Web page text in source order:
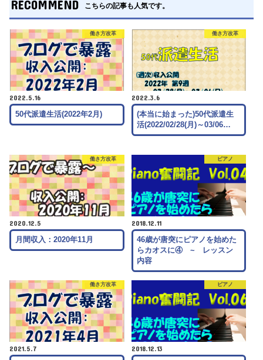
RECOMMEND こちらの記事も人気です。
働き方改革
2022.5.16
50代派遣生活(2022年2月)
働き方改革
2022.3.6
(本当に始まった)50代派遣生
活(2022/02/28(月)～03/06…
働き方改革
2020.12.5
月間収入：2020年11月
ピアノ
2018.12.11
46歳が唐突にピアノを始めた
らカオスに④ ~ レッスン
内容
働き方改革
2021.5.7
ピアノ
2018.12.13